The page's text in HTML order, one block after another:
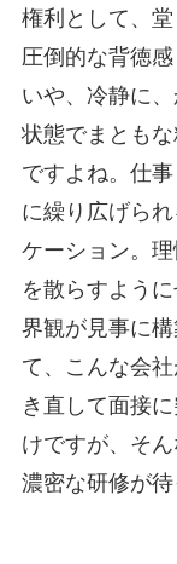
権利として、堂
圧倒的な背徳
いや、冷静に
状態でまとも
ですよね。仕
に繰り広げら
ケーション。
を散らすよう
界観が見事に
て、こんな会
き直して面接
けですが、そ
濃密な研修が待